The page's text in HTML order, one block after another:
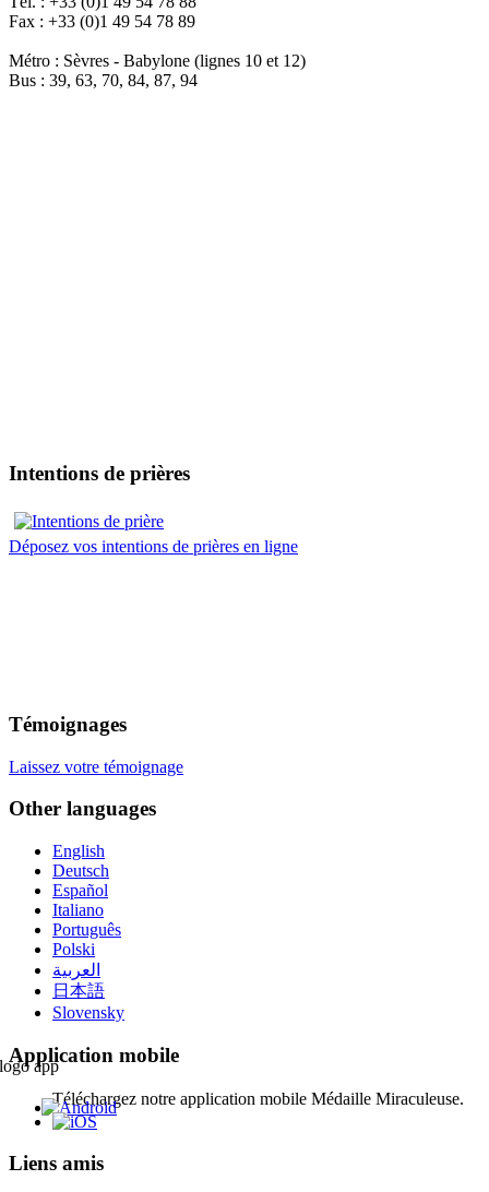
Fax : +33 (0)1 49 54 78 89
Métro : Sèvres - Babylone (lignes 10 et 12)
Bus : 39, 63, 70, 84, 87, 94
Intentions de prières
Déposez vos intentions de prières en ligne
Témoignages
Laissez votre témoignage
Other languages
English
Deutsch
Español
Italiano
Português
Polski
العربية
日本語
Slovensky
Application mobile
Téléchargez notre application mobile Médaille Miraculeuse.
Liens amis